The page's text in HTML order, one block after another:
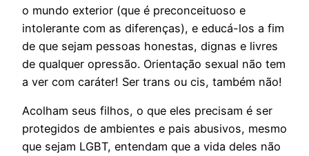
o mundo exterior (que é preconceituoso e
intolerante com as diferenças), e educá-los a fim
de que sejam pessoas honestas, dignas e livres
de qualquer opressão. Orientação sexual não tem
a ver com caráter! Ser trans ou cis, também não!
Acolham seus filhos, o que eles precisam é ser
protegidos de ambientes e pais abusivos, mesmo
que sejam LGBT, entendam que a vida deles não